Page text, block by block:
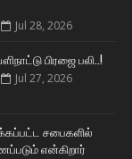
Jul 28, 2026
பிரஜை பலி..!
Jul 27, 2026
சபைகளில்
என்கிறார்